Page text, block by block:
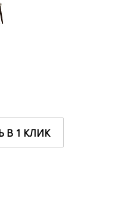
В 1 КЛИК